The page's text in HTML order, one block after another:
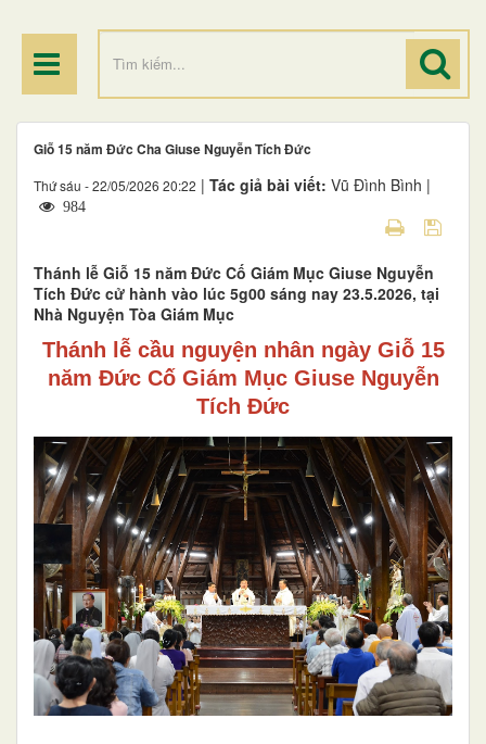
Giỗ 15 năm Đức Cha Giuse Nguyễn Tích Đức
Thứ sáu - 22/05/2026 20:22 | Tác giả bài viết: Vũ Đình Bình |
984
Thánh lễ Giỗ 15 năm Đức Cố Giám Mục Giuse Nguyễn
Tích Đức cử hành vào lúc 5g00 sáng nay 23.5.2026, tại
Nhà Nguyện Tòa Giám Mục
Thánh lễ cầu nguyện nhân ngày Giỗ 15
năm Đức Cố Giám Mục Giuse Nguyễn
Tích Đức